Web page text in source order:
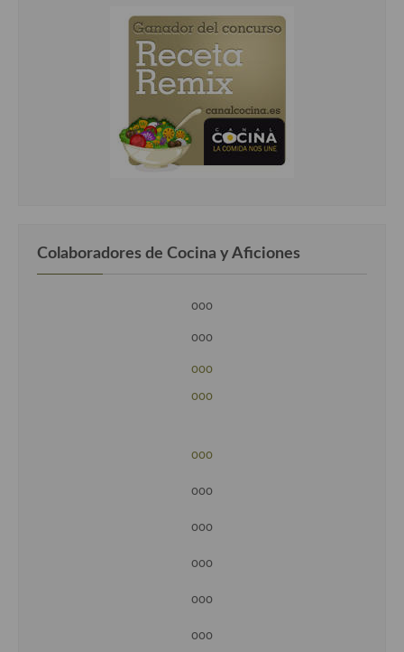
Colaboradores de Cocina y Aficiones
ooo
ooo
ooo
ooo
ooo
ooo
ooo
ooo
ooo
ooo